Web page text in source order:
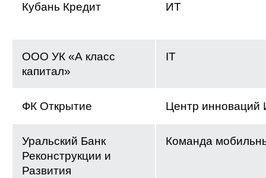
Кубань Кредит ИТ
ООО УК «А класс
капитал»
IT
ФК Открытие Центр инноваций
Уральский Банк
Реконструкции и
Развития
Команда